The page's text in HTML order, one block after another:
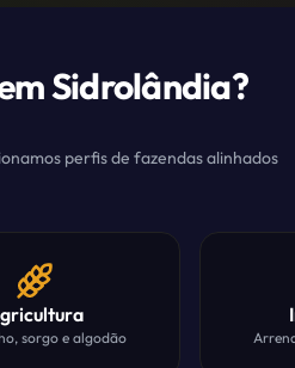
Sidrolândia?
perfis de fazendas alinhados
sorgo e algodão